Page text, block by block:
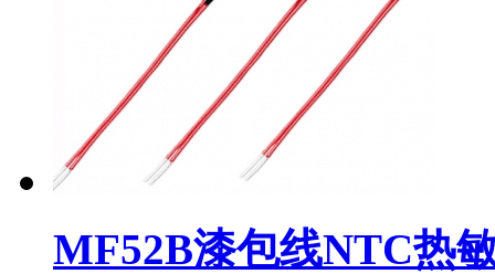
MF52B漆包线NTC热